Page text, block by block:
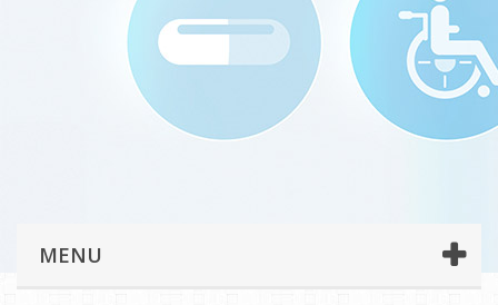
PRIVĀTUMA POLITIKA
MENU